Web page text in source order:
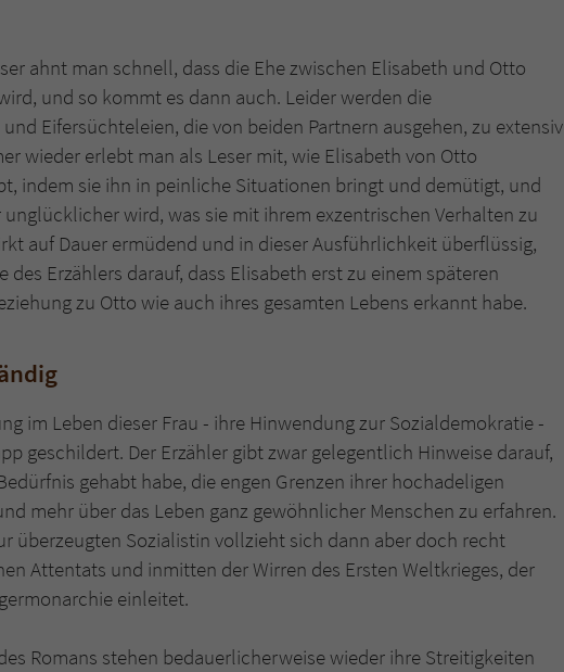
ahnt man schnell, dass die Ehe zwischen Elisabeth und Otto
und so kommt es dann auch. Leider werden die
Eifersüchteleien, die von beiden Partnern ausgehen, zu extensiv
wieder erlebt man als Leser mit, wie Elisabeth von Otto
indem sie ihn in peinliche Situationen bringt und demütigt, und
wird, was sie mit ihrem exzentrischen Verhalten zu
auf Dauer ermüdend und in dieser Ausführlichkeit überflüssig,
des Erzählers darauf, dass Elisabeth erst zu einem späteren
zu Otto wie auch ihres gesamten Lebens erkannt habe.
im Leben dieser Frau - ihre Hinwendung zur Sozialdemokratie -
geschildert. Der Erzähler gibt zwar gelegentlich Hinweise darauf,
gehabt habe, die engen Grenzen ihrer hochadeligen
mehr über das Leben ganz gewöhnlicher Menschen zu erfahren.
überzeugten Sozialistin vollzieht sich dann aber doch recht
Attentats und inmitten der Wirren des Ersten Weltkrieges, der
einleitet.
Romans stehen bedauerlicherweise wieder ihre Streitigkeiten